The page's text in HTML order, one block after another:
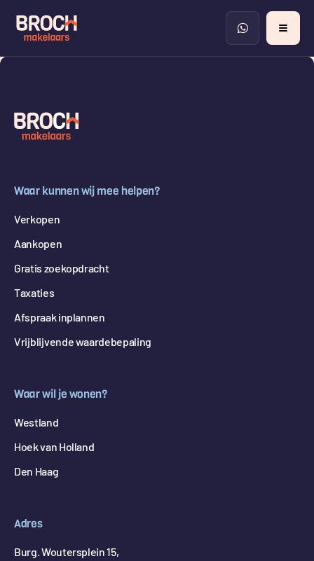
Waar kunnen wij mee helpen?
Verkopen
Aankopen
Gratis zoekopdracht
Taxaties
Afspraak inplannen
Vrijblijvende waardebepaling
Waar wil je wonen?
Westland
Hoek van Holland
Den Haag
Adres
Burg. Woutersplein 15,